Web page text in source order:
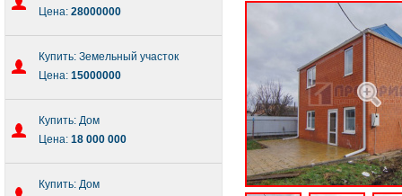
Цена: 28000000
Купить: Земельный участок
Цена: 15000000
Купить: Дом
Цена: 18 000 000
Купить: Дом